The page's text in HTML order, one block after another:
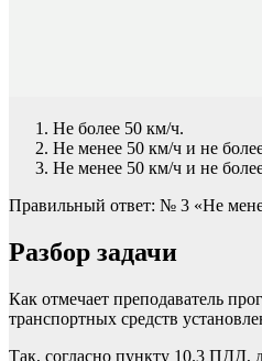
Не более 50 км/ч.
Не менее 50 км/ч и не
Не менее 50 км/ч и не
Правильный ответ: № 3 «Не
Разбор задачи
Как отмечает преподаватель
транспортных средств
Так, согласно пункту 10.3 ПДД,